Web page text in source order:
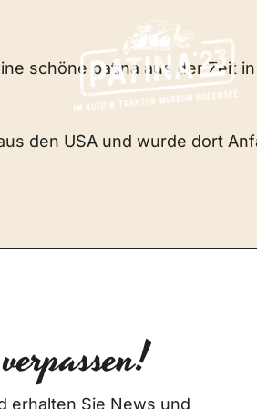
schöne patina aus der Zeit
den USA und wurde dort
Newsletter Anmeldung
erhalten Sie News und